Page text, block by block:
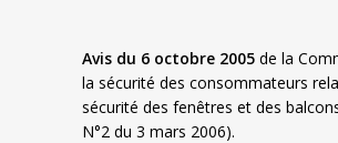
Avis du 6 octobre 2005 de la
la sécurité des consommateurs
sécurité des fenêtres et des
N°2 du 3 mars 2006).